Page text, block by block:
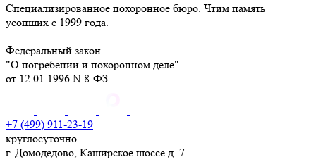
Специализированное похоронное бюро. Чтим память
усопших с 1999 года.
Федеральный закон
"О погребении и похоронном деле"
от 12.01.1996 N 8-ФЗ
+7 (499) 911-23-19
круглосуточно
г. Домодедово, Каширское шоссе д. 7